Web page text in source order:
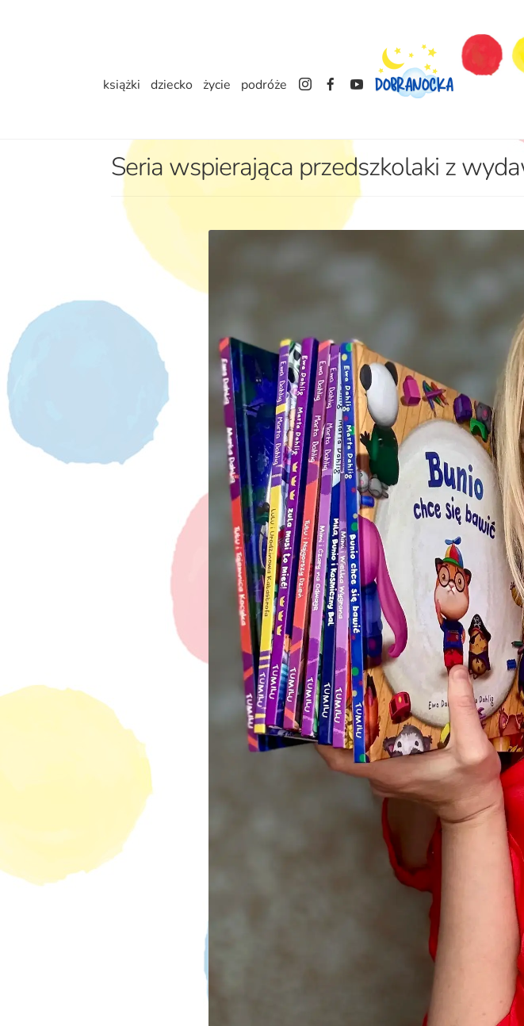
nawigacji
treści
książki dziecko życie podróże
Seria wspierająca przedszkolaki z